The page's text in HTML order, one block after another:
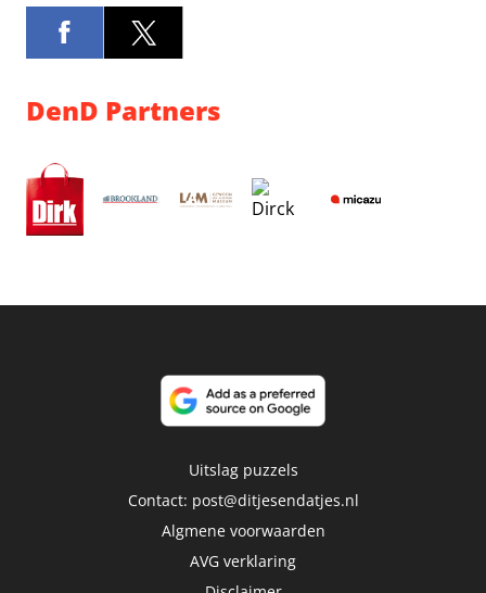
DenD Partners
Uitslag puzzels
Contact: post@ditjesendatjes.nl
Algmene voorwaarden
AVG verklaring